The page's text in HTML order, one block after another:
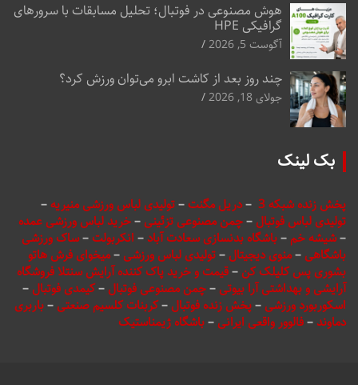
هوش مصنوعی در فوتبال؛ تحلیل مسابقات با سرورهای
گرافیکی HPE
آگوست 5, 2026
چند روز بعد از کاشت ابرو می‌توان ورزش کرد؟
جولای 18, 2026
بک لینک
پخش زنده شبکه 3 –دریل مگنت–تولیدی لباس ورزشی منیریه–
تولیدی لباس فوتبال –چمن مصنوعی تزئینی –خرید لباس ورزشی عمده
–شیشه خم–باشگاه بدنسازی سعادت آباد – انکربولت–ساک ورزشی
باشگاهی –منوی دیجیتال –تولیدی لباس ورزشی –میخوای فرش هاتو
بشوری پس کلیلک کن –قیمت و خرید پاک کننده آرایش سنتلا فروشگاه
آرایشی و بهداشتی آرا بیوتی –چمن مصنوعی فوتبال –کیمدی فوتبال –
اسکوربورد ورزشی –پخش زنده فوتبال –کربنات کلسیم صنعتی –باربری
دماوند–فالوور واقعی ایرانی –باشگاه ژیمناستیک